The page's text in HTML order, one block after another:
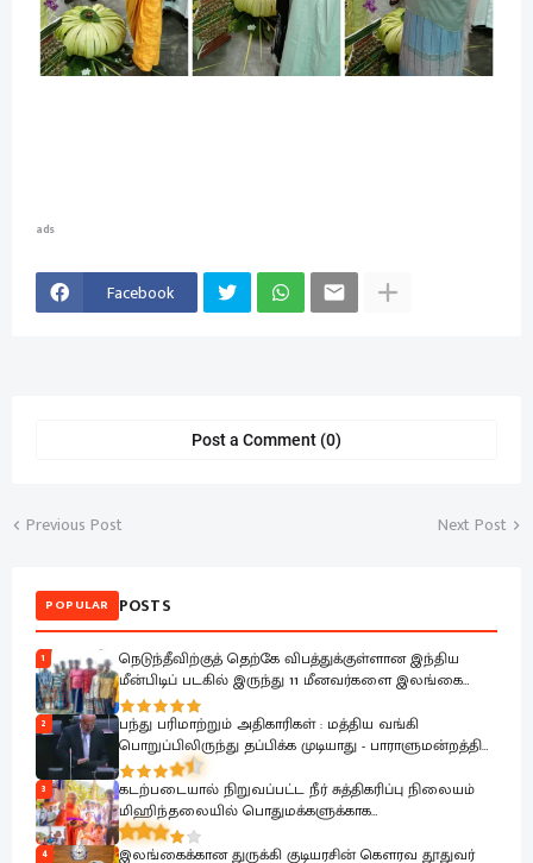
ads
Facebook
Post a Comment (0)
Previous Post Next Post
POPULAR POSTS
1
நெடுந்தீவிற்குத் தெற்கே விபத்துக்குள்ளான இந்திய
மீன்பிடிப் படகில் இருந்து 11 மீனவர்களை இலங்கை
கடற்படை பாதுகாப்பாக மீட்டது
2
பந்து பரிமாற்றும் அதிகாரிகள் : மத்திய வங்கி
பொறுப்பிலிருந்து தப்பிக்க முடியாது - பாராளுமன்றத்தில்
ரவூப் ஹக்கீம் ஆவேசம்
3
கடற்படையால் நிறுவப்பட்ட நீர் சுத்திகரிப்பு நிலையம்
மிஹிந்தலையில் பொதுமக்களுக்காக
கையளிக்கப்பட்டது
4 இலங்கைக்கான துருக்கி குடியரசின் கௌரவ தூதுவர்